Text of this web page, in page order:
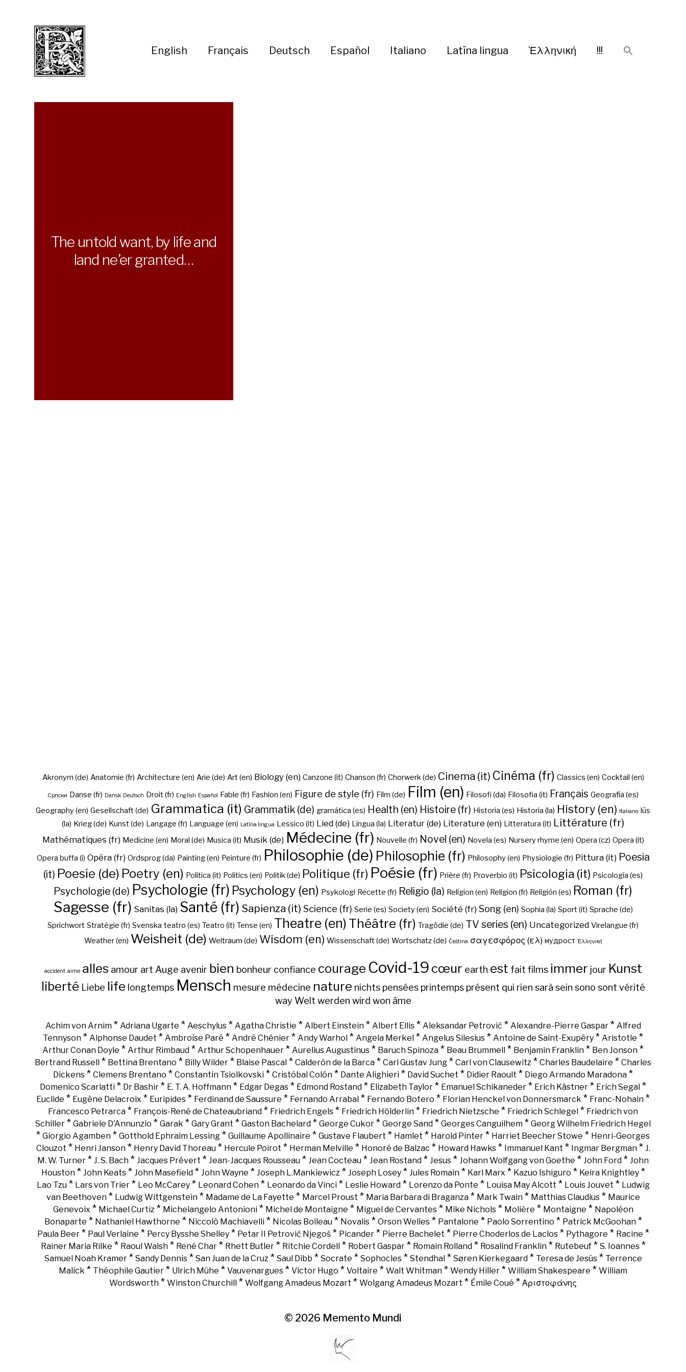
English Français Deutsch Español Italiano Latīna lingua Ἑλληνική !!!
The untold want, by life and
land ne’er granted…
Akronym (de) Anatomie (fr) Architecture (en) Arie (de) Art (en) Biology (en) Canzone (it) Chanson (fr) Chorwerk (de) Cinema (it) Cinéma (fr) Classics (en) Cocktail (en)
Cрпски Danse (fr) Dansk Deutsch Droit (fr) English Español Fable (fr) Fashion (en) Figure de style (fr) Film (de) Film (en) Filosofi (da) Filosofia (it) Français Geografía (es)
Geography (en) Gesellschaft (de) Grammatica (it) Grammatik (de) gramática (es) Health (en) Histoire (fr) Historia (es) Historia (la) History (en) Italiano Iūs
(la) Krieg (de) Kunst (de) Langage (fr) Language (en) Latīna lingua Lessico (it) Lied (de) Lingua (la) Literatur (de) Literature (en) Litteratura (it) Littérature (fr)
Mathématiques (fr) Medicine (en) Moral (de) Musica (it) Musik (de) Médecine (fr) Nouvelle (fr) Novel (en) Novela (es) Nursery rhyme (en) Opera (cz) Opera (it)
Opera buffa (i) Opéra (fr) Ordsprog (da) Painting (en) Peinture (fr) Philosophie (de) Philosophie (fr) Philosophy (en) Physiologie (fr) Pittura (it) Poesia
(it) Poesie (de) Poetry (en) Politica (it) Politics (en) Politik (de) Politique (fr) Poésie (fr) Prière (fr) Proverbio (it) Psicologia (it) Psicología (es)
Psychologie (de) Psychologie (fr) Psychology (en) Psykologi Recette (fr) Religio (la) Religion (en) Religion (fr) Religión (es) Roman (fr)
Sagesse (fr) Sanitas (la) Santé (fr) Sapienza (it) Science (fr) Serie (es) Society (en) Société (fr) Song (en) Sophia (la) Sport (it) Sprache (de)
Sprichwort Stratégie (fr) Svenska teatro (es) Teatro (it) Tense (en) Theatre (en) Théâtre (fr) Tragödie (de) TV series (en) Uncategorized Virelangue (fr)
Weather (en) Weisheit (de) Weltraum (de) Wisdom (en) Wissenschaft (de) Wortschatz (de) Čeština σαγεσφόρος (ελ) мудрост Ἑλληνική
accident aime alles amour art Auge avenir bien bonheur confiance courage Covid-19 cœur earth est fait films immer jour Kunst
liberté Liebe life longtemps Mensch mesure médecine nature nichts pensées printemps présent qui rien sarà sein sono sont vérité
way Welt werden wird won âme
Achim von Arnim* Adriana Ugarte * Aeschylus* Agatha Christie * Albert Einstein* Albert Ellis* Aleksandar Petrović * Alexandre-Pierre Gaspar* Alfred
Tennyson * Alphonse Daudet * Ambroise Paré * André Chénier * Andy Warhol * Angela Merkel * Angelus Silesius * Antoine de Saint-Exupéry * Aristotle *
Arthur Conan Doyle * Arthur Rimbaud * Arthur Schopenhauer * Aurelius Augustinus * Baruch Spinoza * Beau Brummell * Benjamin Franklin * Ben Jonson *
Bertrand Russell * Bettina Brentano * Billy Wilder * Blaise Pascal * Calderón de la Barca * Carl Gustav Jung * Carl von Clausewitz * Charles Baudelaire * Charles
Dickens * Clemens Brentano * Constantin Tsiolkovski * Cristóbal Colón * Dante Alighieri * David Suchet * Didier Raoult * Diego Armando Maradona *
Domenico Scarlatti * Dr Bashir * E. T. A. Hoffmann * Edgar Degas * Edmond Rostand * Elizabeth Taylor * Emanuel Schikaneder * Erich Kästner * Erich Segal *
Euclide * Eugène Delacroix * Euripides * Ferdinand de Saussure * Fernando Arrabal * Fernando Botero * Florian Henckel von Donnersmarck * Franc-Nohain *
Francesco Petrarca * François-René de Chateaubriand * Friedrich Engels * Friedrich Hölderlin * Friedrich Nietzsche * Friedrich Schlegel * Friedrich von
Schiller * Gabriele D'Annunzio * Garak * Gary Grant * Gaston Bachelard * George Cukor * George Sand * Georges Canguilhem * Georg Wilhelm Friedrich Hegel
* Giorgio Agamben * Gotthold Ephraim Lessing * Guillaume Apollinaire * Gustave Flaubert * Hamlet * Harold Pinter * Harriet Beecher Stowe * Henri-Georges
Clouzot * Henri Janson* Henry David Thoreau* Hercule Poirot * Herman Melville * Honoré de Balzac * Howard Hawks* Immanuel Kant * Ingmar Bergman* J.
M. W. Turner * J. S. Bach * Jacques Prévert * Jean-Jacques Rousseau * Jean Cocteau * Jean Rostand * Jesus * Johann Wolfgang von Goethe * John Ford * John
Houston* John Keats* John Masefield* John Wayne * Joseph L.Mankiewicz* Joseph Losey* Jules Romain* Karl Marx * Kazuo Ishiguro * Keira Knightley*
Lao Tzu* Lars von Trier* Leo McCarey* Leonard Cohen* Leonardo da Vinci* Leslie Howard* Lorenzo da Ponte * Louisa May Alcott * Louis Jouvet * Ludwig
van Beethoven* Ludwig Wittgenstein* Madame de La Fayette * Marcel Proust * Maria Barbara di Braganza* Mark Twain* Matthias Claudius* Maurice
Genevoix * Michael Curtiz* Michelangelo Antonioni* Michel de Montaigne * Miguel de Cervantes* Mike Nichols* Molière * Montaigne * Napoléon
Bonaparte * Nathaniel Hawthorne * Niccolò Machiavelli* Nicolas Boileau* Novalis* Orson Welles* Pantalone * Paolo Sorrentino * Patrick McGoohan*
Paula Beer* Paul Verlaine * Percy Bysshe Shelley* Petar II Petrović Njegoš* Picander* Pierre Bachelet * Pierre Choderlos de Laclos* Pythagore * Racine *
Rainer Maria Rilke * Raoul Walsh* René Char* Rhett Butler* Ritchie Cordell * Robert Gaspar* Romain Rolland* Rosalind Franklin* Rutebeuf* S. Ioannes*
Samuel Noah Kramer* Sandy Dennis* San Juan de la Cruz* Saul Dibb * Socrate * Sophocles* Stendhal* Søren Kierkegaard* Teresa de Jesús* Terrence
Malick * Théophile Gautier * Ulrich Mühe * Vauvenargues * Victor Hugo * Voltaire * Walt Whitman * Wendy Hiller * William Shakespeare * William
Wordsworth * Winston Churchill * Wolfgang Amadeus Mozart * Wolgang Amadeus Mozart * Émile Coué * Αριστοφάνης
© 2026 Memento Mundi